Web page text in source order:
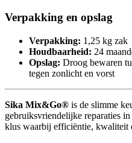
Verpakking en opslag
Verpakking: 1,25 kg zak
Houdbaarheid: 24
Opslag: Droog bewaren
tegen zonlicht en vorst
Sika Mix&Go® is de slimme
gebruiksvriendelijke reparaties
klus waarbij efficiëntie, kwaliteit